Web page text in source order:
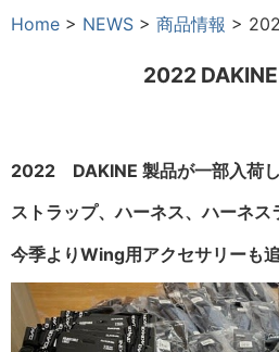
Home > NEWS > 商品情報 >
2022 DAKINE
2022 DAKINE 製品が一部入荷し
ストラップ、ハーネス、ハーネス
今季よりWing用アクセサリーも